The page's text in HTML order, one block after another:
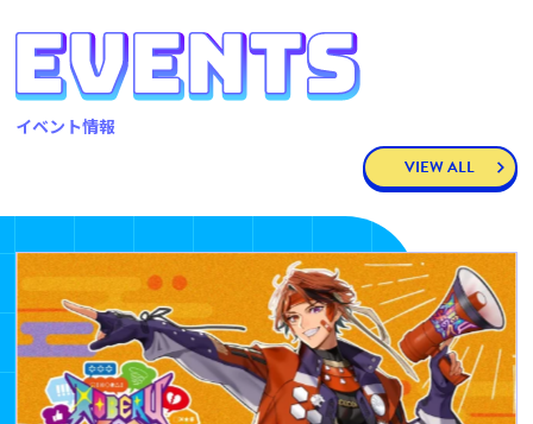
イベント情報
VIEW ALL